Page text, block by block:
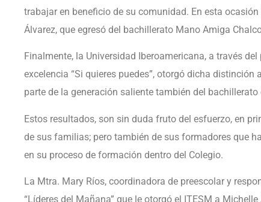
trabajar en beneficio de su comunidad. En esta
Álvarez, que egresó del bachillerato Mano Amiga
Finalmente, la Universidad Iberoamericana, a través
excelencia “Si quieres puedes”, otorgó dicha
parte de la generación saliente también del
Estos resultados, son sin duda fruto del esfuerzo, en
de sus familias; pero también de sus formadores que
en su proceso de formación dentro del Colegio.
La Mtra. Mary Ríos, coordinadora de preescolar y
“Líderes del Mañana” que le otorgó el ITESM a